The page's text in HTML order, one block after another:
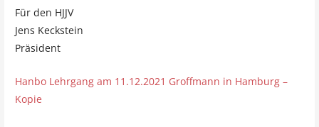
Für den HJJV
Jens Keckstein
Präsident
Hanbo Lehrgang am 11.12.2021 Groffmann in Hamburg –
Kopie